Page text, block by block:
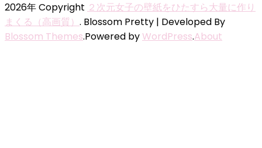
2026年 Copyright ２次元女子の壁紙をひたすら大量に作り
まくる（高画質） . Blossom Pretty | Developed By
Blossom Themes.Powered byWordPress.About